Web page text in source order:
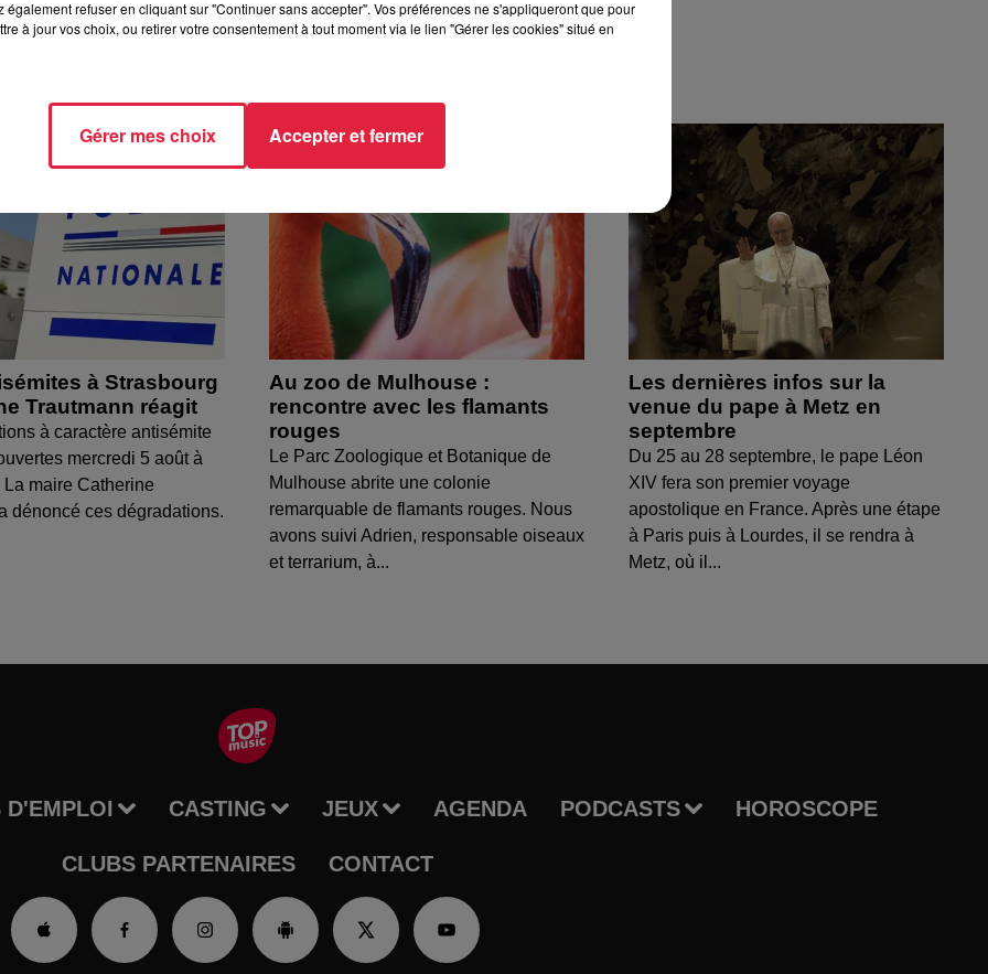
à Strasbourg
Trautmann réagit
à caractère antisémite
mercredi 5 août à
La maire Catherine
dénoncé ces dégradations.
Au zoo de Mulhouse :
rencontre avec les flamants
rouges
Le Parc Zoologique et Botanique de
Mulhouse abrite une colonie
remarquable de flamants rouges. Nous
avons suivi Adrien, responsable oiseaux
et terrarium, à...
Les dernières infos sur la
venue du pape à Metz en
septembre
Du 25 au 28 septembre, le pape Léon
XIV fera son premier voyage
apostolique en France. Après une étape
à Paris puis à Lourdes, il se rendra à
Metz, où il...
D'EMPLOI CASTING JEUX AGENDA PODCASTS HOROSCOPE
CLUBS PARTENAIRES CONTACT
également refuser en cliquant sur "Continuer sans accepter". Vos préférences ne s'appliqueront que pour
à jour vos choix, ou retirer votre consentement à tout moment via le lien "Gérer les cookies" situé en
Gérer mes choix Accepter et fermer